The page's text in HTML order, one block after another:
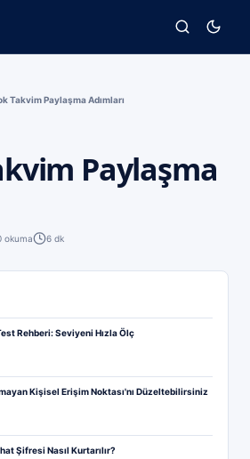
Takvim Paylaşma Adımları
Paylaşma
okuma 6 dk
Rehberi: Seviyeni Hızla Ölç
Kişisel Erişim Noktası'nı Düzeltebilirsiniz
Şifresi Nasıl Kurtarılır?